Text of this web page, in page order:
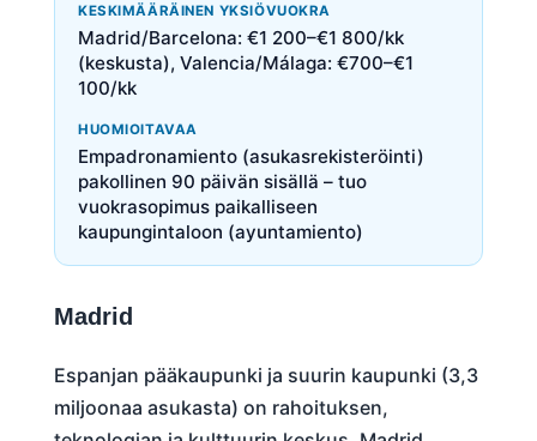
KESKIMÄÄRÄINEN YKSIÖVUOKRA
Madrid/Barcelona: €1 200–€1 800/kk
(keskusta), Valencia/Málaga: €700–€1
100/kk
HUOMIOITAVAA
Empadronamiento (asukasrekisteröinti)
pakollinen 90 päivän sisällä – tuo
vuokrasopimus paikalliseen
kaupungintaloon (ayuntamiento)
Madrid
Espanjan pääkaupunki ja suurin kaupunki (3,3
miljoonaa asukasta) on rahoituksen,